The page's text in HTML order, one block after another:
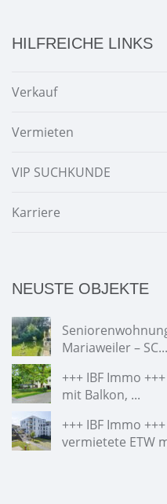
HILFREICHE LINKS
Verkauf
Vermieten
VIP SUCHKUNDE
Karriere
NEUSTE OBJEKTE
Mariaweiler – SC...
+++ IBF Immo
mit Balkon, ...
+++ IBF Immo
vermietete ETW